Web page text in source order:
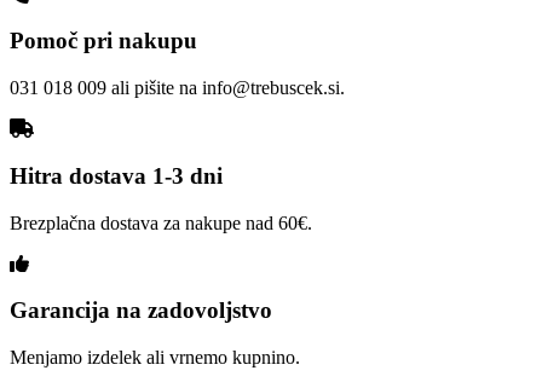
različic.
lahko
izberete
izdelka
Pomoč pri nakupu
031 018 009 ali pišite na info@trebuscek.si.
Hitra dostava 1-3 dni
Brezplačna dostava za nakupe nad 60€.
Garancija na zadovoljstvo
Menjamo izdelek ali vrnemo kupnino.